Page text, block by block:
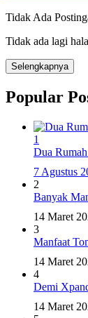
Tidak Ada
Tidak ada lagi
Selengkapnya
Popular
1
Dua
7 Agustus
2
Banyak
14 Maret
3
Manfaat
14 Maret
4
Demi
14 Maret